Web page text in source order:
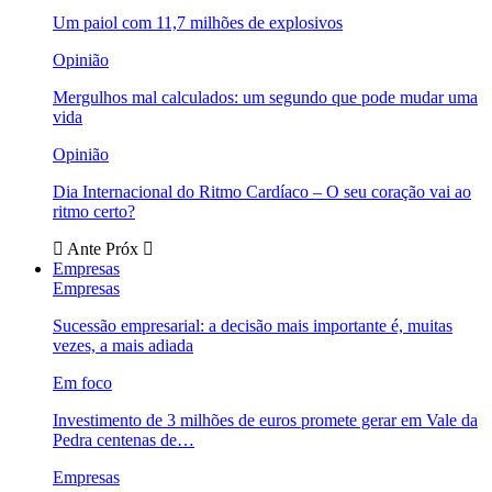
Um paiol com 11,7 milhões de explosivos
Opinião
Mergulhos mal calculados: um segundo que pode mudar uma
vida
Opinião
Dia Internacional do Ritmo Cardíaco – O seu coração vai ao
ritmo certo?
Ante Próx
Empresas
Empresas
Sucessão empresarial: a decisão mais importante é, muitas
vezes, a mais adiada
Em foco
Investimento de 3 milhões de euros promete gerar em Vale da
Pedra centenas de…
Empresas